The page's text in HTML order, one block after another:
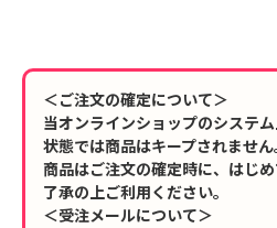
＜ご注文の確定について＞
当オンラインショップのシステ
状態では商品はキープされません
商品はご注文の確定時に、はじ
了承の上ご利用ください。
＜受注メールについて＞